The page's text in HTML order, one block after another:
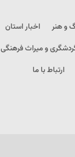
و هنر اخبار استان
و میراث فرهنگی
ارتباط با ما